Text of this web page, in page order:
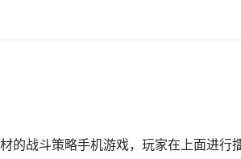
的战斗策略手机游戏，玩家在上面进行